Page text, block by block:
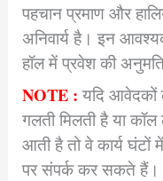
पहचान प्रमाण और
अनिवार्य है। इन आवश्यक
हॉल में प्रवेश की अनुमति
NOTE : यदि आवेदकों
गलती मिलती है या
आती है तो वे कार्य घंटों
पर संपर्क कर सकते हैं।